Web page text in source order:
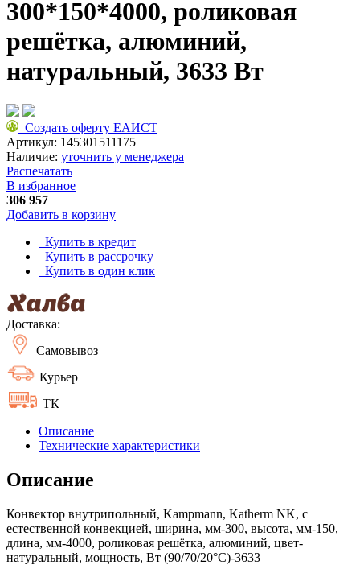
300*150*4000, роликовая
решётка, алюминий,
натуральный, 3633 Вт
Создать оферту ЕАИСТ
Артикул: 145301511175
Наличие: уточнить у менеджера
Распечатать
В избранное
306 957
Добавить в корзину
Купить в кредит
Купить в рассрочку
Купить в один клик
Доставка:
Самовывоз
Курьер
ТК
Описание
Технические характеристики
Описание
Конвектор внутрипольный, Kampmann, Katherm NK, с
естественной конвекцией, ширина, мм-300, высота, мм-150,
длина, мм-4000, роликовая решётка, алюминий, цвет-
натуральный, мощность, Вт (90/70/20°C)-3633